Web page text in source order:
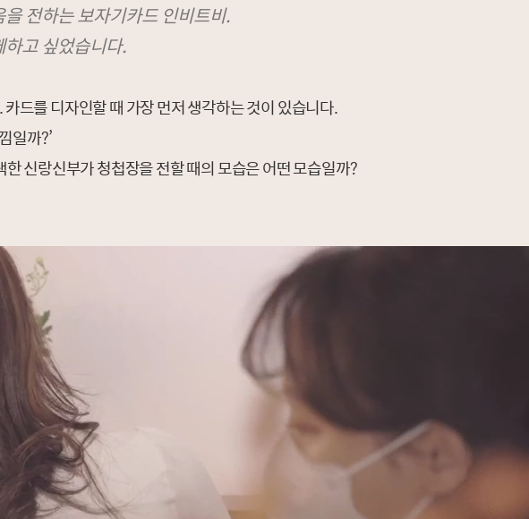
전하는 보자기카드 인비트비.
고 싶었습니다.
드를 디자인할 때 가장 먼저 생각하는 것이 있습니다.
일까?’
신랑신부가 청첩장을 전할 때의 모습은 어떤 모습일까?